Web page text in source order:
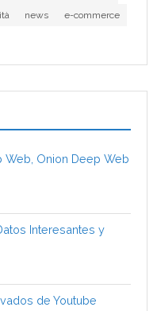
news
e-commerce
Onion Deep Web
Interesantes y
de Youtube